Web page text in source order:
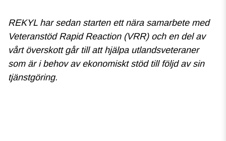
REKYL har sedan starten ett nära samarbete med
Veteranstöd Rapid Reaction (VRR) och en del av
vårt överskott går till att hjälpa utlandsveteraner
som är i behov av ekonomiskt stöd till följd av sin
tjänstgöring.